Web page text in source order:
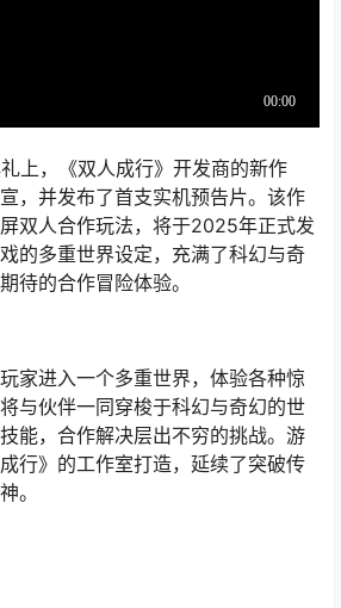
上，《双人成行》开发商的新作
，并发布了首支实机预告片。该作
双人合作玩法，将于2025年正式发
的多重世界设定，充满了科幻与奇
待的合作冒险体验。
家进入一个多重世界，体验各种惊
与伙伴一同穿梭于科幻与奇幻的世
能，合作解决层出不穷的挑战。游
行》的工作室打造，延续了突破传
。